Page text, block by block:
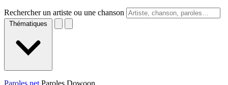
Rechercher un artiste ou une chanson
Thématiques
Paroles.net Paroles Dowoon